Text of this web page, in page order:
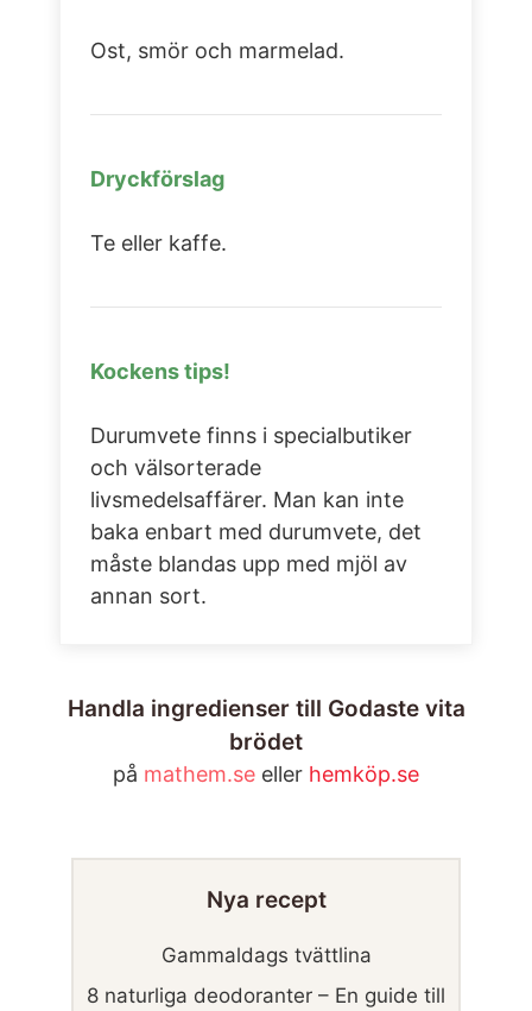
Ost, smör och marmelad.
Dryckförslag
Te eller kaffe.
Kockens tips!
Durumvete finns i specialbutiker
och välsorterade
livsmedelsaffärer. Man kan inte
baka enbart med durumvete, det
måste blandas upp med mjöl av
annan sort.
Handla ingredienser till Godaste vita
brödet
på mathem.se eller hemköp.se
Nya recept
Gammaldags tvättlina
8 naturliga deodoranter – En guide till